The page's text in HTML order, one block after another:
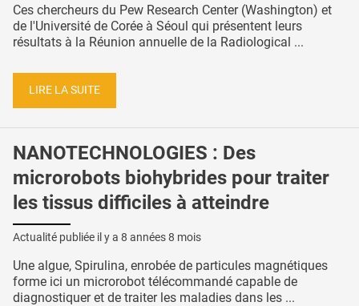
Ces chercheurs du Pew Research Center (Washington) et
de l'Université de Corée à Séoul qui présentent leurs
résultats à la Réunion annuelle de la Radiological ...
LIRE LA SUITE
NANOTECHNOLOGIES : Des
microrobots biohybrides pour traiter
les tissus difficiles à atteindre
Actualité publiée il y a 8 années 8 mois
Une algue, Spirulina, enrobée de particules magnétiques
forme ici un microrobot télécommandé capable de
diagnostiquer et de traiter les maladies dans les ...